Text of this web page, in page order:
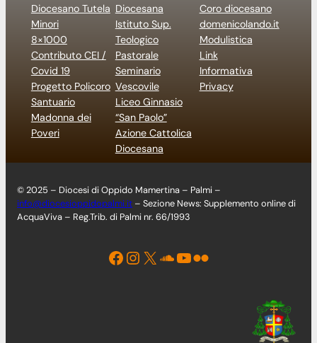
Diocesano Tutela
Minori
8×1000
Contributo CEI /
Covid 19
Progetto Policoro
Santuario
Madonna dei
Poveri
Diocesana
Istituto Sup.
Teologico
Pastorale
Seminario
Vescovile
Liceo Ginnasio
“San Paolo”
Azione Cattolica
Diocesana
Coro diocesano
domenicolando.it
Modulistica
Link
Informativa
Privacy
© 2025 – Diocesi di Oppido Mamertina – Palmi –
info@diocesioppidopalmi.it – Sezione News: Supplemento online di
AcquaViva – Reg.Trib. di Palmi nr. 66/1993
Facebook Instagram X Soundcloud YouTube Flickr